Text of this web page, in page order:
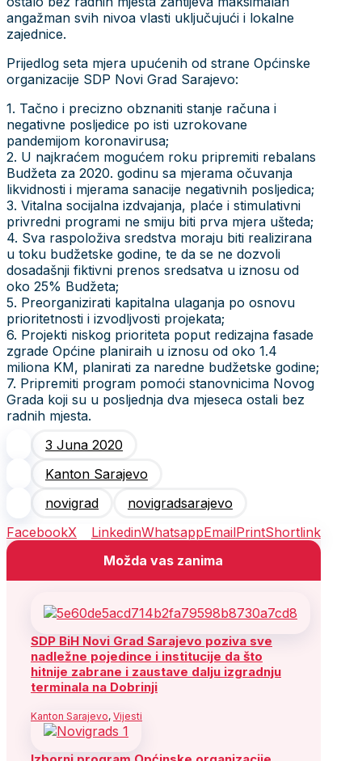
angažman svih nivoa vlasti uključujući i lokalne
zajednice.
Prijedlog seta mjera upućenih od strane Općinske
organizacije SDP Novi Grad Sarajevo:
1. Tačno i precizno obznaniti stanje računa i
negativne posljedice po isti uzrokovane
pandemijom koronavirusa;
2. U najkraćem mogućem roku pripremiti rebalans
Budžeta za 2020. godinu sa mjerama očuvanja
likvidnosti i mjerama sanacije negativnih posljedica;
3. Vitalna socijalna izdvajanja, plaće i stimulativni
privredni programi ne smiju biti prva mjera ušteda;
4. Sva raspoloživa sredstva moraju biti realizirana
u toku budžetske godine, te da se ne dozvoli
dosadašnji fiktivni prenos sredsatva u iznosu od
oko 25% Budžeta;
5. Preorganizirati kapitalna ulaganja po osnovu
prioritetnosti i izvodljvosti projekata;
6. Projekti niskog prioriteta poput redizajna fasade
zgrade Općine planiraih u iznosu od oko 1.4
miliona KM, planirati za naredne budžetske godine;
7. Pripremiti program pomoći stanovnicima Novog
Grada koji su u posljednja dva mjeseca ostali bez
radnih mjesta.
3 Juna 2020
Kanton Sarajevo
novigrad
novigradsarajevo
FacebookX LinkedinWhatsappEmailPrintShortlink
Možda vas zanima
SDP BiH Novi Grad Sarajevo poziva sve
nadležne pojedince i institucije da što
hitnije zabrane i zaustave dalju izgradnju
terminala na Dobrinji
Kanton Sarajevo, Vijesti